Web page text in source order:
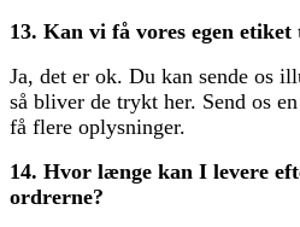
13. Kan vi få vores egen etiket
Ja, det er ok. Du kan sende os
så bliver de trykt her. Send os
få flere oplysninger.
14. Hvor længe kan I levere
ordrerne?